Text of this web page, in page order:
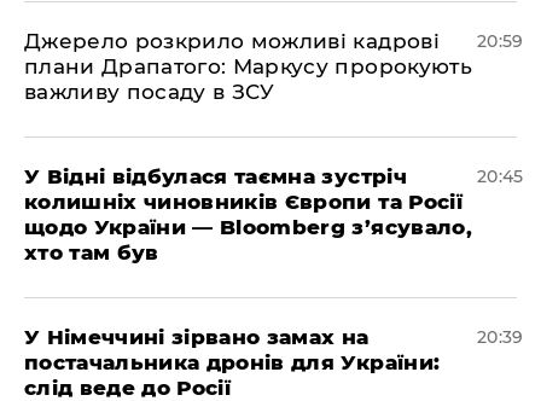
​Джерело розкрило можливі кадрові
плани Драпатого: Маркусу пророкують
важливу посаду в ЗСУ
20:59
​У Відні відбулася таємна зустріч
колишніх чиновників Європи та Росії
щодо України — Bloomberg з’ясувало,
хто там був
20:45
​У Німеччині зірвано замах на
постачальника дронів для України:
слід веде до Росії
20:39